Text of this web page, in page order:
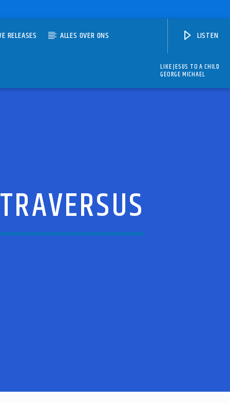
RELEASES ALLES OVER ONS LISTEN
LIKE JESUS TO A CHILD
GEORGE MICHAEL